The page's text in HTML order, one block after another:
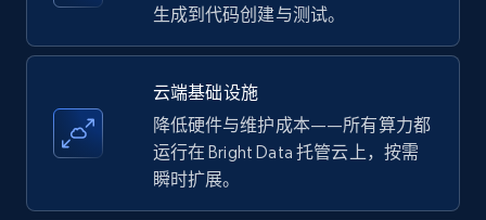
Amazon products - find products by using
upc numbers
生成到代码创建与测试。
云端基础设施
降低硬件与维护成本——所有算力都
运行在 Bright Data 托管云上，按需
瞬时扩展。